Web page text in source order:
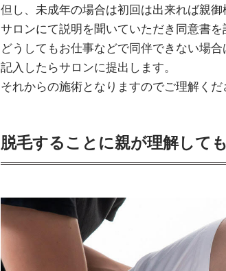
但し、未成年の場合は初回は出来れば親御
サロンにて説明を聞いていただき同意書を
どうしてもお仕事などで同伴できない場
記入したらサロンに提出します。
それからの施術となりますのでご理解くだ
脱毛することに親が理解して